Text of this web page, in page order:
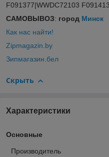
САМОВЫВОЗ: город Минск
Как нас найти!
Zipmagazin.by
Зипмагазин.бел
Скрыть
Характеристики
Основные
Производитель